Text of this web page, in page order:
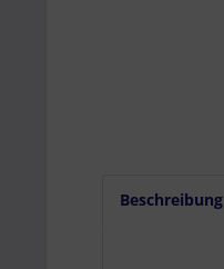
Beschreibung